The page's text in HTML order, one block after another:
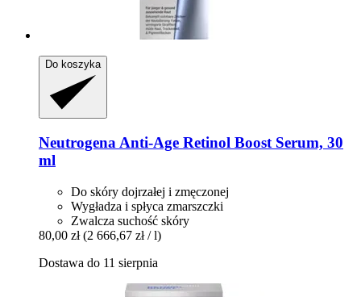
Do koszyka
Neutrogena Anti-​Age Retinol Boost Serum, 30
ml
Do skóry dojrzałej i zmęczonej
Wygładza i spłyca zmarszczki
Zwalcza suchość skóry
80,00 zł (2 666,67 zł / l)
Dostawa do 11 sierpnia